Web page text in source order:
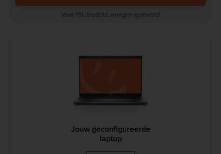
Voor 15u besteld, morgen geleverd!
Jouw geconfigureerde
laptop